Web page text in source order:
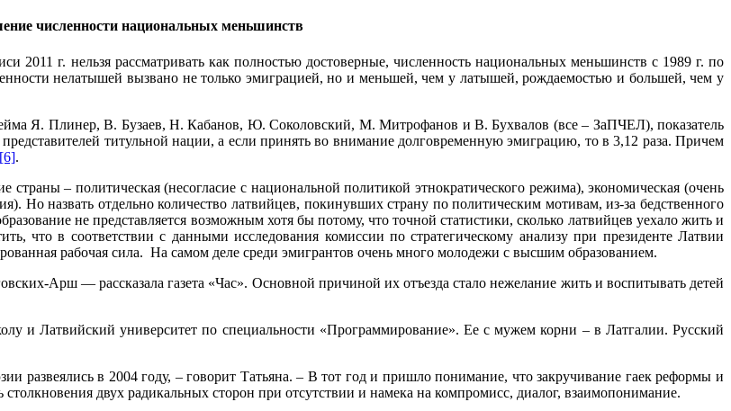
численности национальных меньшинств
2011 г. нельзя рассматривать как полностью достоверные, численность национальных меньшинств с 1989 г. по
нелатышей вызвано не только эмиграцией, но и меньшей, чем у латышей, рождаемостью и большей, чем у
Я. Плинер, В. Бузаев, Н. Кабанов, Ю. Соколовский, М. Митрофанов и В. Бухвалов (все – ЗаПЧЕЛ), показатель
титульной нации, а если принять во внимание долговременную эмиграцию, то в 3,12 раза. Причем
[6].
– политическая (несогласие с национальной политикой этнократического режима), экономическая (очень
Но назвать отдельно количество латвийцев, покинувших страну по политическим мотивам, из-за бедственного
не представляется возможным хотя бы потому, что точной статистики, сколько латвийцев уехало жить и
что в соответствии с данными исследования комиссии по стратегическому анализу при президенте Латвии
рабочая сила. На самом деле среди эмигрантов очень много молодежи с высшим образованием.
Арш — рассказала газета «Час». Основной причиной их отъезда стало нежелание жить и воспитывать детей
и Латвийский университет по специальности «Программирование». Ее с мужем корни – в Латгалии. Русский
развеялись в 2004 году, – говорит Татьяна. – В тот год и пришло понимание, что закручивание гаек реформы и
двух радикальных сторон при отсутствии и намека на компромисс, диалог, взаимопонимание.